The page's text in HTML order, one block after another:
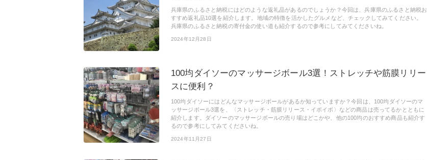
兵庫県のふるさと納税にはどのような返礼品があるのでしょうか？今回は、兵庫県のふるさと納税お
すすめ返礼品10選を紹介します。地域の特徴を活かしたグルメなど、チェックしてみてください。
兵庫県のふるさと納税の寄付金の使い道も紹介するので参考にしてみてくださいね。
2024年12月28日
100均ダイソーのマッサージボール3選！ストレッチや筋膜リリー
スに便利？
100均ダイソーにはどんなマッサージボールがあるか知っていますか？今回は、100均ダイソーのマ
ッサージボール3選を、〈ストレッチ・筋膜リリース・イボイボ〉などの商品は売ってるかとともに
紹介します。ダイソーのマッサージボールの売り場はどこかや、他の100均のおすすめ商品も紹介す
るので参考にしてみてくださいね。
2024年11月27日